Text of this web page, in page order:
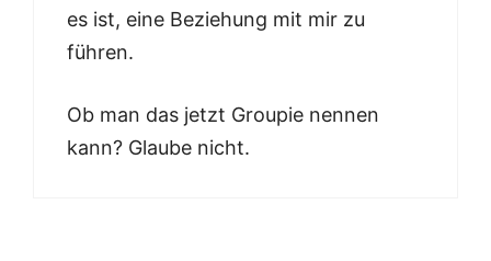
es ist, eine Beziehung mit mir zu
führen.
Ob man das jetzt Groupie nennen
kann? Glaube nicht.